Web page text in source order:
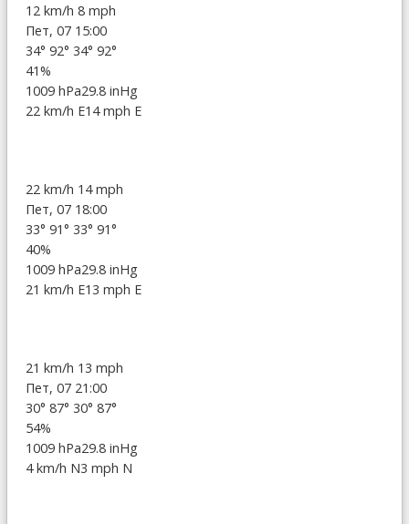
12 km/h 8 mph
Пет, 07 15:00
34° 92° 34° 92°
41%
1009 hPa29.8 inHg
22 km/h E14 mph E
22 km/h 14 mph
Пет, 07 18:00
33° 91° 33° 91°
40%
1009 hPa29.8 inHg
21 km/h E13 mph E
21 km/h 13 mph
Пет, 07 21:00
30° 87° 30° 87°
54%
1009 hPa29.8 inHg
4 km/h N3 mph N